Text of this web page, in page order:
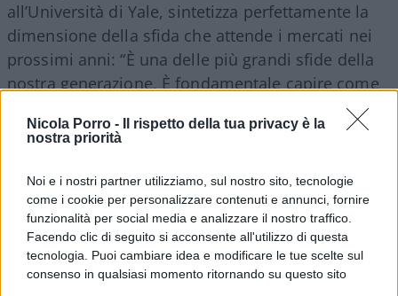
Nicola Porro -
Il rispetto della tua privacy è la
nostra priorità
Noi e i nostri partner utilizziamo, sul nostro sito, tecnologie
come i cookie per personalizzare contenuti e annunci, fornire
funzionalità per social media e analizzare il nostro traffico.
Facendo clic di seguito si acconsente all'utilizzo di questa
tecnologia. Puoi cambiare idea e modificare le tue scelte sul
consenso in qualsiasi momento ritornando su questo sito
all’Università di Yale, sintetizza perfettamente la
dimensione della sfida che attende i mercati nei
prossimi anni: “È una delle più grandi sfide della
nostra generazione. È fondamentale capire come
l’AI cambierà probabilmente ogni cosa. Oppure
potrebbe non cambiare nulla, ma è fondamentale
Enrico Foscarini, 7 agosto 2026